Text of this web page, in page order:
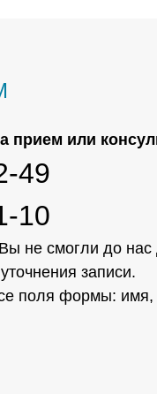
прием или
49
10
не смогли до
записи.
поля формы: